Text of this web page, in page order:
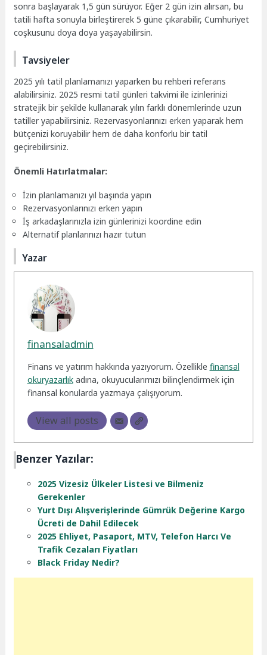
sonra başlayarak 1,5 gün sürüyor. Eğer 2 gün izin alırsan, bu
tatili hafta sonuyla birleştirerek 5 güne çıkarabilir, Cumhuriyet
coşkusunu doya doya yaşayabilirsin.
Tavsiyeler
2025 yılı tatil planlamanızı yaparken bu rehberi referans
alabilirsiniz. 2025 resmi tatil günleri takvimi ile izinlerinizi
stratejik bir şekilde kullanarak yılın farklı dönemlerinde uzun
tatiller yapabilirsiniz. Rezervasyonlarınızı erken yaparak hem
bütçenizi koruyabilir hem de daha konforlu bir tatil
geçirebilirsiniz.
Önemli Hatırlatmalar:
İzin planlamanızı yıl başında yapın
Rezervasyonlarınızı erken yapın
İş arkadaşlarınızla izin günlerinizi koordine edin
Alternatif planlarınızı hazır tutun
Yazar
finansaladmin
Finans ve yatırım hakkında yazıyorum. Özellikle finansal
okuryazarlıkadına, okuyucularımızı bilinçlendirmek için
finansal konularda yazmaya çalışıyorum.
View all posts
Benzer Yazılar:
2025 Vizesiz Ülkeler Listesi ve Bilmeniz
Gerekenler
Yurt Dışı Alışverişlerinde Gümrük Değerine Kargo
Ücreti de Dahil Edilecek
2025 Ehliyet, Pasaport, MTV, Telefon Harcı Ve
Trafik Cezaları Fiyatları
Black Friday Nedir?